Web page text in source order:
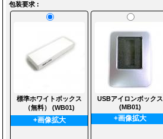
包装要求 :
標準ホワイトボックス
（無料） (WB01)
+画像拡大
USBアイロンボックス
(MB01)
+画像拡大